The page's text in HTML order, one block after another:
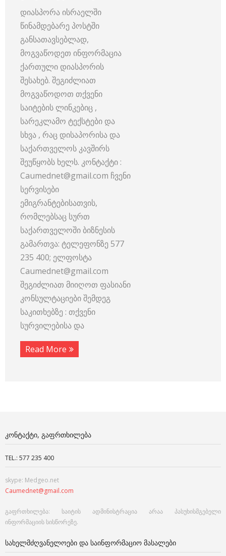
დიასპორა ისრაელში
წინამდებარე პოსტში
განსათავსებლად,
მოგვაწოდეთ ინფორმაცია
ქართული დიასპორის
შესახებ. შეგიძლიათ
მოგვაწოდოთ თქვენი
საიტების ლინკებიც ,
სარეკლამო ტექსტები და
სხვა , რაც დისაპორისა და
საქართველოს კავშირს
შეუწყობს ხელს. კონტაქტი :
Caumednet@gmail.com ჩვენი
სერვისები
ემიგრანტებისათვის,
რომლებსაც სურთ
საქართველოში ბიზნესის
გამართვა: ტელეფონზე 577
235 400; ელფოსტა
Caumednet@gmail.com
შეგიძლიათ მიიღოთ ფასიანი
კონსულტაციები შემდეგ
საკითხებზე : თქვენი
სურვილებისა და
Read More
ᲙᲝᲜᲢᲐᲥᲢᲘ, ᲒᲐᲤᲠᲗᲮᲘᲚᲔᲑᲐ
TEL.: 577 235 400
skype: Medgeo.net
Caumednet@gmail.com
გაფრთხილება: საიტის ადმინისტრაცია არაა პასუხისმგებელი
ინფორმაციის სისწორეზე.
ᲡᲐᲮᲔᲚᲛᲫᲦᲕᲐᲜᲔᲚᲝᲔᲑᲘ ᲓᲐ ᲡᲐᲘᲜᲤᲝᲠᲛᲐᲪᲘᲝ ᲛᲐᲡᲐᲚᲔᲑᲘ